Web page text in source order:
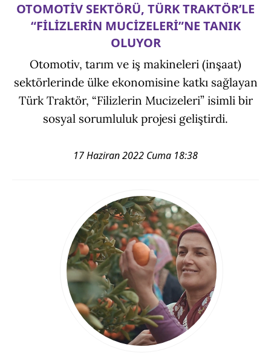
OTOMOTİV SEKTÖRÜ, TÜRK TRAKTÖR’LE
“FİLİZLERİN MUCİZELERİ”NE TANIK
OLUYOR
Otomotiv, tarım ve iş makineleri (inşaat)
sektörlerinde ülke ekonomisine katkı sağlayan
Türk Traktör, “Filizlerin Mucizeleri” isimli bir
sosyal sorumluluk projesi geliştirdi.
17 Haziran 2022 Cuma 18:38